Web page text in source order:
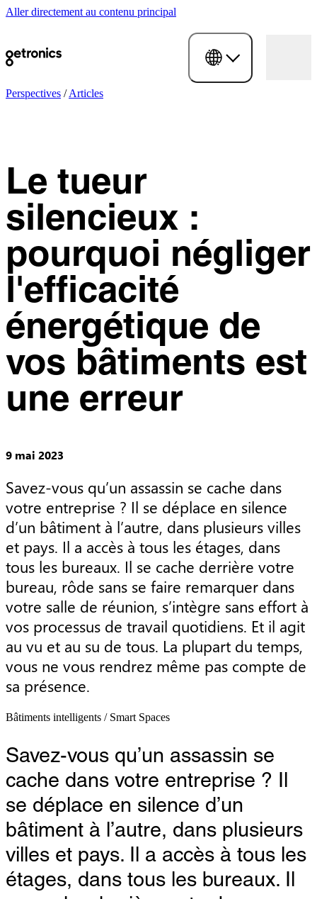
Aller directement au contenu principal
Perspectives /Articles
Le tueur
silencieux :
pourquoi négliger
l'efficacité
énergétique de
vos bâtiments est
une erreur
9 mai 2023
Savez-vous qu’un assassin se cache dans
votre entreprise ? Il se déplace en silence
d’un bâtiment à l’autre, dans plusieurs villes
et pays. Il a accès à tous les étages, dans
tous les bureaux. Il se cache derrière votre
bureau, rôde sans se faire remarquer dans
votre salle de réunion, s’intègre sans effort à
vos processus de travail quotidiens. Et il agit
au vu et au su de tous. La plupart du temps,
vous ne vous rendrez même pas compte de
sa présence.
Bâtiments intelligents / Smart Spaces
Savez-vous qu’un assassin se
cache dans votre entreprise ? Il
se déplace en silence d’un
bâtiment à l’autre, dans plusieurs
villes et pays. Il a accès à tous les
étages, dans tous les bureaux. Il